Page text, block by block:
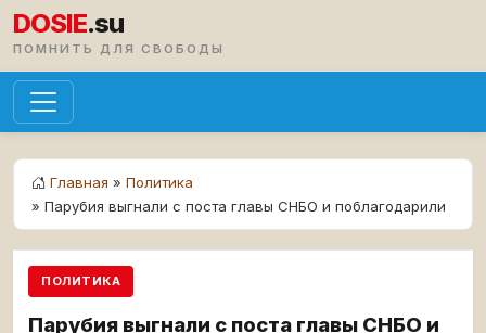
DOSIE.su
ПОМНИТЬ ДЛЯ СВОБОДЫ
Главная » Политика
» Парубия выгнали с поста главы СНБО и поблагодарили
ПОЛИТИКА
Парубия выгнали с поста главы СНБО и